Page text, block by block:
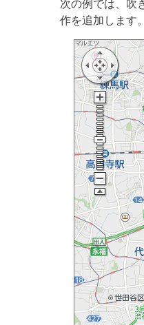
次の例では、吹
作を追加します。